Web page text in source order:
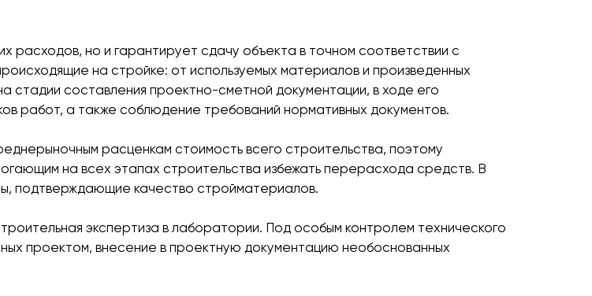
расходов, но и гарантирует сдачу объекта в точном соответствии с
на стройке: от используемых материалов и произведенных
составления проектно-сметной документации, в ходе его
работ, а также соблюдение требований нормативных документов.
расценкам стоимость всего строительства, поэтому
на всех этапах строительства избежать перерасхода средств. В
подтверждающие качество стройматериалов.
экспертиза в лаборатории. Под особым контролем технического
проектом, внесение в проектную документацию необоснованных